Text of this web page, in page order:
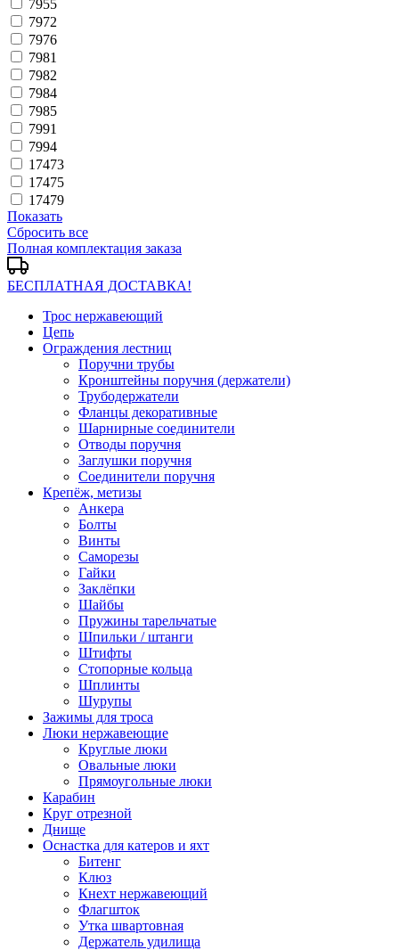
7955
7972
7976
7981
7982
7984
7985
7991
7994
17473
17475
17479
Показать
Сбросить все
Полная комплектация заказа
БЕСПЛАТНАЯ ДОСТАВКА!
Трос нержавеющий
Цепь
Ограждения лестниц
Поручни трубы
Кронштейны поручня (держатели)
Трубодержатели
Фланцы декоративные
Шарнирные соединители
Отводы поручня
Заглушки поручня
Соединители поручня
Крепёж, метизы
Анкера
Болты
Винты
Саморезы
Гайки
Заклёпки
Шайбы
Пружины тарельчатые
Шпильки / штанги
Штифты
Стопорные кольца
Шплинты
Шурупы
Зажимы для троса
Люки нержавеющие
Круглые люки
Овальные люки
Прямоугольные люки
Карабин
Круг отрезной
Днище
Оснастка для катеров и яхт
Битенг
Клюз
Кнехт нержавеющий
Флагшток
Утка швартовная
Держатель удилища